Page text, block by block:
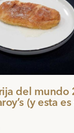
del mundo
(y esta es